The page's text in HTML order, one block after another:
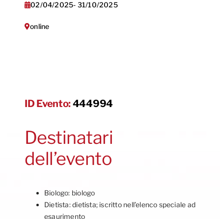
02/04/2025- 31/10/2025
online
ID Evento:444994
Destinatari
dell’evento
Biologo: biologo
Dietista: dietista; iscritto nell’elenco speciale ad
esaurimento